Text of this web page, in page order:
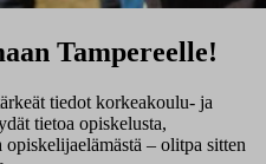
Tampereelle!
tiedot korkeakoulu- ja
tietoa opiskelusta,
– olitpa sitten